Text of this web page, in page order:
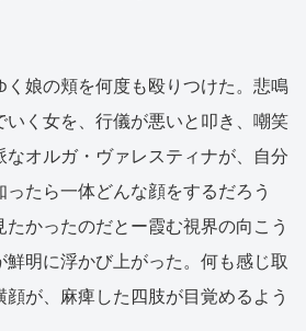
娘の頬を何度も殴りつけた。悲鳴
いく女を、行儀が悪いと叩き、嘲笑
なオルガ・ヴァレスティナが、自分
たら一体どんな顔をするだろう
たかったのだとー霞む視界の向こう
鮮明に浮かび上がった。何も感じ取
が、麻痺した四肢が目覚めるよう